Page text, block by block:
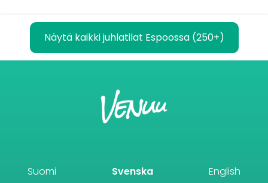
Näytä kaikki juhlatilat Espoossa (250+)
Suomi Svenska English